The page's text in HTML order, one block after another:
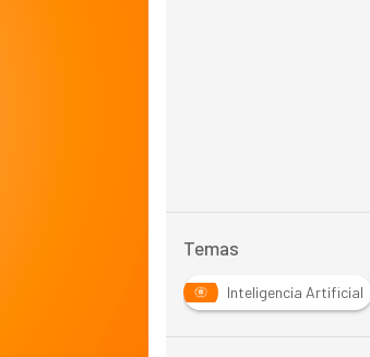
Temas
Inteligencia Artificial